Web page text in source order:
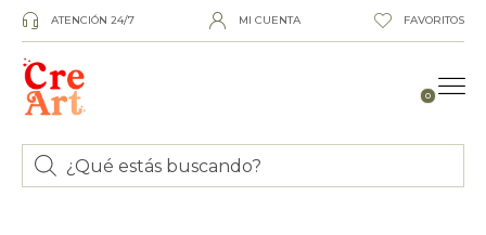
ATENCIÓN 24/7 MI CUENTA FAVORITOS
0